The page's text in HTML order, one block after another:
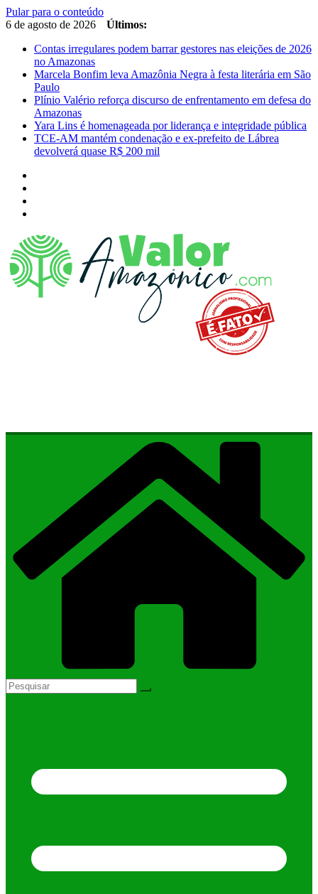
Pular para o conteúdo
6 de agosto de 2026
Últimos:
Contas irregulares podem barrar gestores nas eleições de 2026
no Amazonas
Marcela Bonfim leva Amazônia Negra à festa literária em São
Paulo
Plínio Valério reforça discurso de enfrentamento em defesa do
Amazonas
Yara Lins é homenageada por liderança e integridade pública
TCE-AM mantém condenação e ex-prefeito de Lábrea
devolverá quase R$ 200 mil